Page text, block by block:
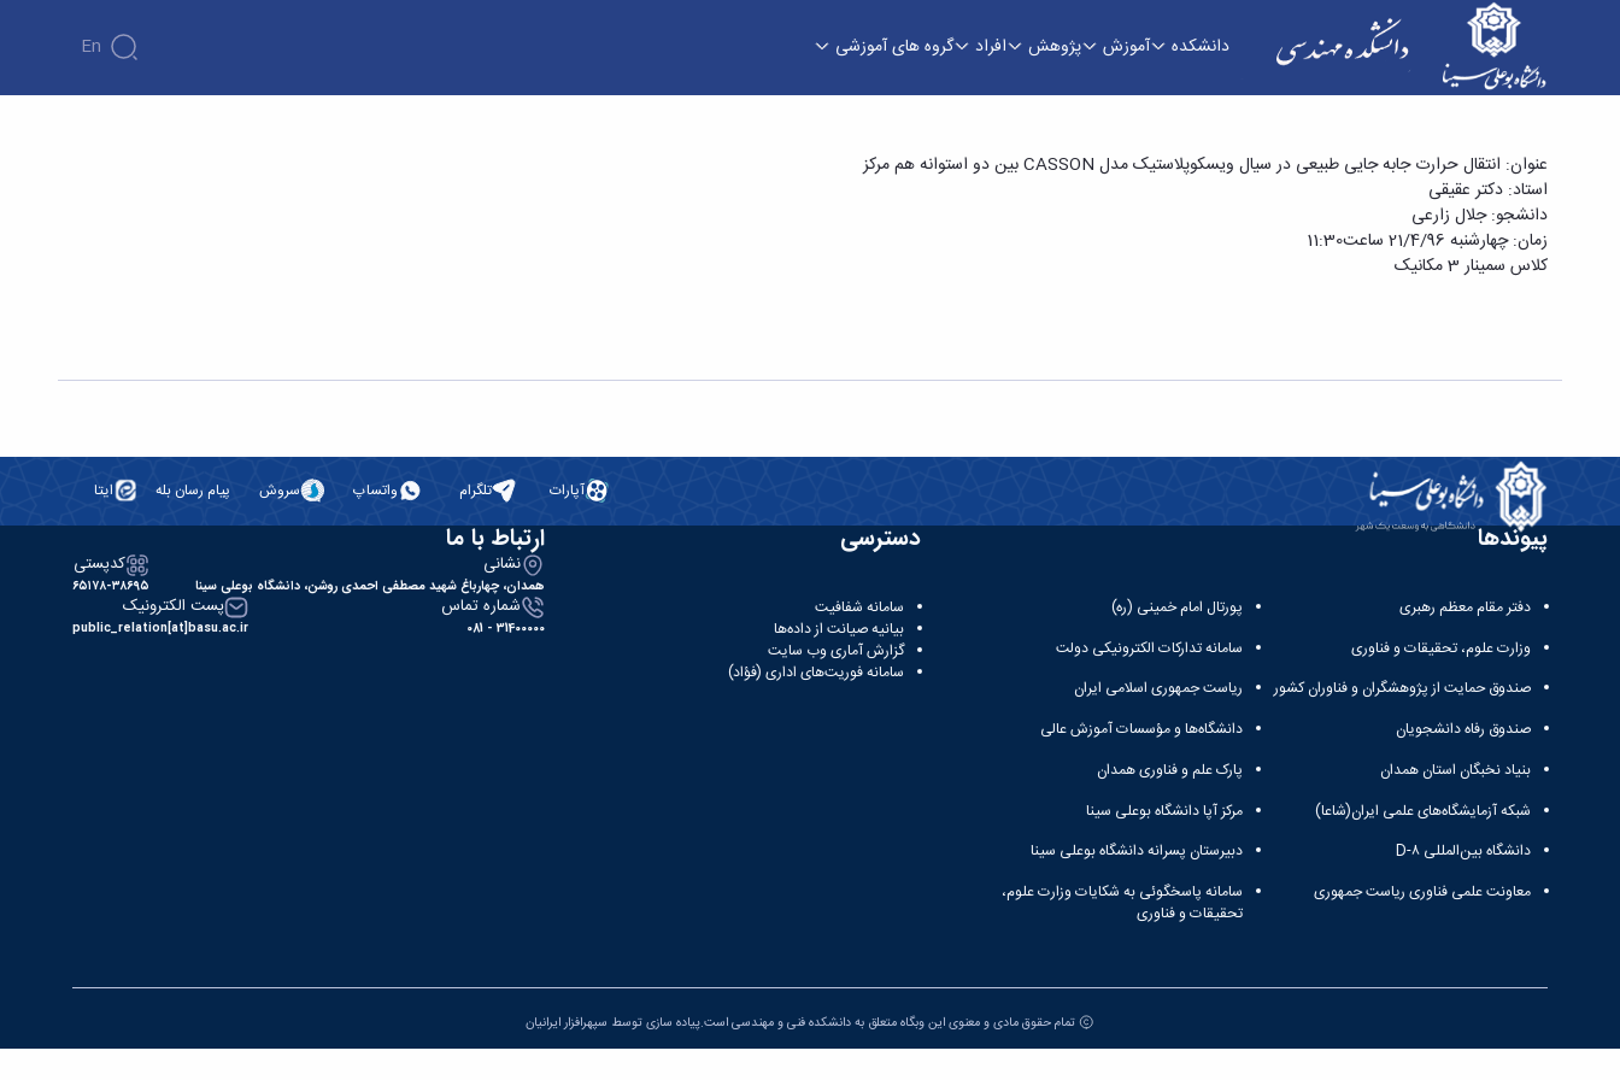
دانشکده آموزش پژوهش افراد گروه های آموزشی En
دانشکده فنی و مهندسی
عنوان: انتقال حرارت جابه جایی طبیعی در سیال ویسکوپلاستیک مدل CASSON بین دو استوانه هم مرکز
استاد: دکتر عقیقی
دانشجو: جلال زارعی
زمان: چهارشنبه 21/4/96 ساعت11:30
کلاس سمینار 3 مکانیک
آپارات تلگرام واتساپ سروش پیام رسان بله ایتا
پیوندها
دفتر مقام معظم رهبری
وزارت علوم، تحقیقات و فناوری
صندوق حمایت از پژوهشگران و فناوران کشور
صندوق رفاه دانشجویان
بنیاد نخبگان استان همدان
شبکه آزمایشگاه‌های علمی ایران(شاعا)
دانشگاه بین‌المللی D-۸
معاونت علمی فناوری ریاست جمهوری
پورتال امام خمینی (ره)
سامانه تدارکات الکترونیکی دولت
ریاست جمهوری اسلامی ایران
دانشگاه‌ها و مؤسسات آموزش عالی
پارک علم و فناوری همدان
مرکز آپا دانشگاه بوعلی سینا
دبیرستان پسرانه دانشگاه بوعلی سینا
سامانه پاسخگوئی به شکایات وزارت علوم،
تحقیقات و فناوری
دسترسی
سامانه شفافیت
بیانیه صیانت از داده‌ها
گزارش آماری وب‌ سایت
سامانه فوریت‌های اداری (فؤاد)
ارتباط با ما
نشانی
همدان، چهارباغ شهید مصطفی احمدی روشن، دانشگاه بوعلی سینا
کدپستی
۶۵۱۷۸-۳۸۶۹۵
شماره تماس
31400000 - 081
پست الکترونیک
public_relation[at]basu.ac.ir
تمام حقوق مادی و معنوی این وبگاه متعلق به دانشکده فنی و مهندسی است.پیاده سازی توسط سپهرافزار ایرانیان